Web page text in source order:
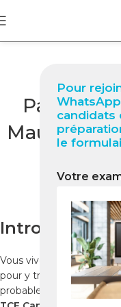
Pour
candidats
le
Votre
Passer le
Maurice :
Nabil
Introduction
Vous vivez à l’île Maurice
pour y travailler, étudier
probablement passer un